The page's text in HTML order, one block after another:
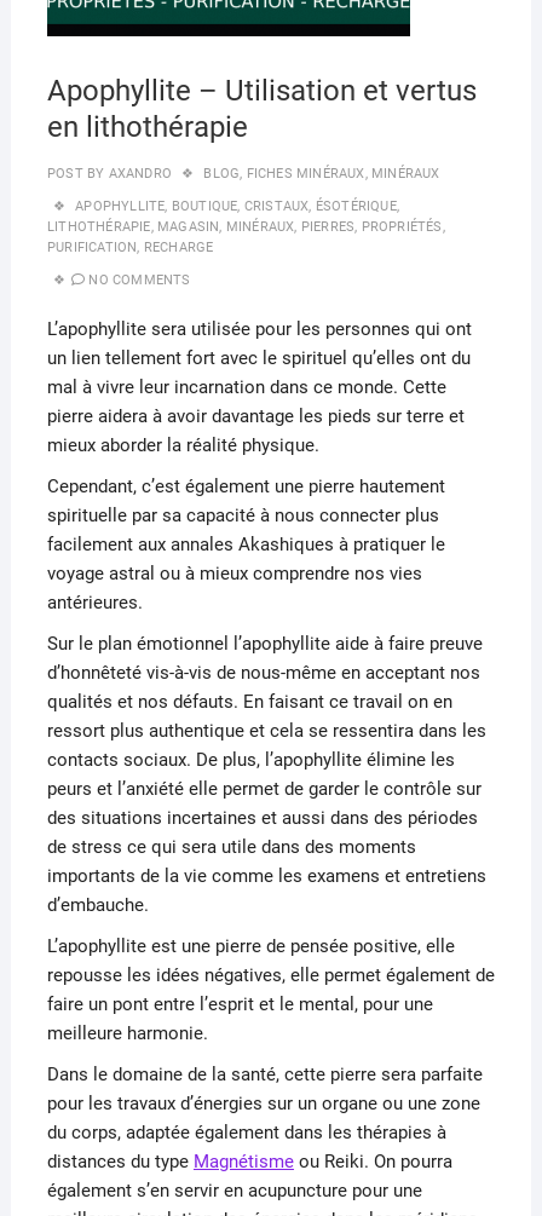
Apophyllite – Utilisation et vertus
en lithothérapie
POST BY AXANDRO BLOG, FICHES MINÉRAUX, MINÉRAUX
APOPHYLLITE, BOUTIQUE, CRISTAUX, ÉSOTÉRIQUE,
LITHOTHÉRAPIE, MAGASIN, MINÉRAUX, PIERRES, PROPRIÉTÉS,
PURIFICATION, RECHARGE
NO COMMENTS
L’apophyllite sera utilisée pour les personnes qui ont
un lien tellement fort avec le spirituel qu’elles ont du
mal à vivre leur incarnation dans ce monde. Cette
pierre aidera à avoir davantage les pieds sur terre et
mieux aborder la réalité physique.
Cependant, c’est également une pierre hautement
spirituelle par sa capacité à nous connecter plus
facilement aux annales Akashiques à pratiquer le
voyage astral ou à mieux comprendre nos vies
antérieures.
Sur le plan émotionnel l’apophyllite aide à faire preuve
d’honnêteté vis-à-vis de nous-même en acceptant nos
qualités et nos défauts. En faisant ce travail on en
ressort plus authentique et cela se ressentira dans les
contacts sociaux. De plus, l’apophyllite élimine les
peurs et l’anxiété elle permet de garder le contrôle sur
des situations incertaines et aussi dans des périodes
de stress ce qui sera utile dans des moments
importants de la vie comme les examens et entretiens
d’embauche.
L’apophyllite est une pierre de pensée positive, elle
repousse les idées négatives, elle permet également de
faire un pont entre l’esprit et le mental, pour une
meilleure harmonie.
Dans le domaine de la santé, cette pierre sera parfaite
pour les travaux d’énergies sur un organe ou une zone
du corps, adaptée également dans les thérapies à
distances du type Magnétismeou Reiki. On pourra
également s’en servir en acupuncture pour une